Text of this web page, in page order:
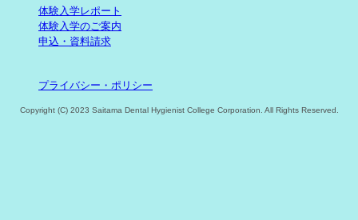
体験入学レポート
体験入学のご案内
申込・資料請求
プライバシー・ポリシー
Copyright (C) 2023 Saitama Dental Hygienist College Corporation. All Rights Reserved.